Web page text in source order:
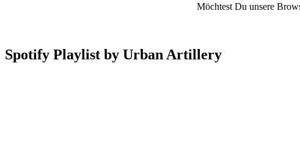
Möchtest Du unsere
Spotify Playlist by Urban Artillery